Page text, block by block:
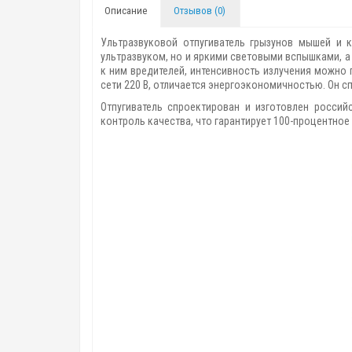
Описание Отзывов (0)
Ультразвуковой отпугиватель грызунов
ультразвуком, но и яркими световыми вспышками,
к ним вредителей, интенсивность излучения
сети 220 В, отличается энергоэкономичностью.
Отпугиватель спроектирован и изготовлен
контроль качества, что гарантирует 100-